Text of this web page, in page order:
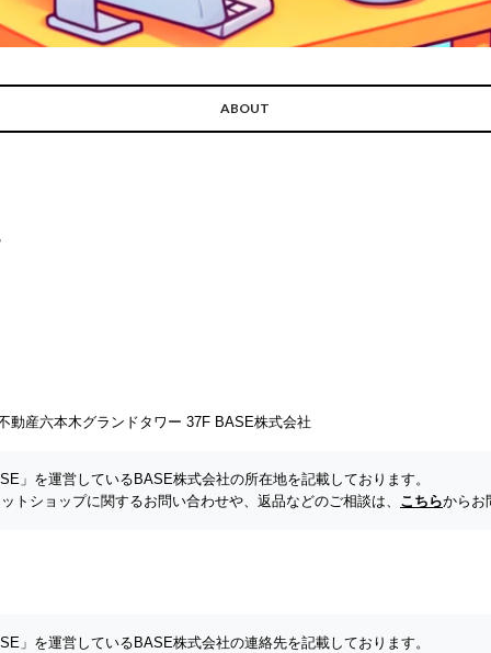
ABOUT
動産六本木グランドタワー 37F BASE株式会社
」を運営しているBASE株式会社の所在地を記載しております。
トショップに関するお問い合わせや、返品などのご相談は、 こちらからお
」を運営しているBASE株式会社の連絡先を記載しております。